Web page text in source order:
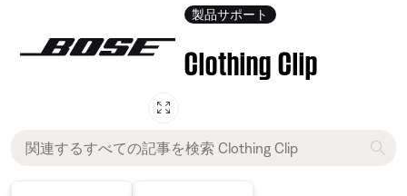
製品サポート
Clothing Clip